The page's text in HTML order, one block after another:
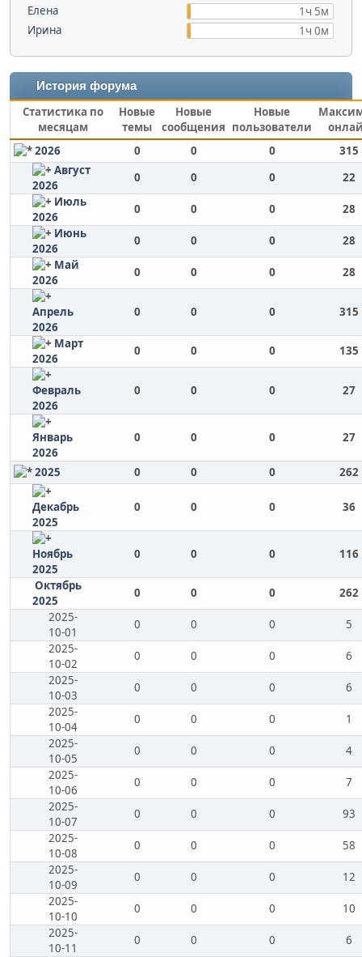
Елена
1ч 5м
Ирина
1ч 0м
История форума
Статистика по
месяцам
Новые
темы
Новые
сообщения
Новые
пользователи
2026
0 0 0
315
Август
2026
0 0 0
22
Июль
2026
0 0 0
28
Июнь
2026
0 0 0
28
Май
2026
0 0 0 28
Апрель
2026
0 0 0 315
Март
2026
0 0 0 135
Февраль
2026
0 0 0 27
Январь
2026
0 0 0 27
2025 0 0 0 262
Декабрь
2025
0 0 0 36
Ноябрь
2025
0 0 0 116
Октябрь
2025
0 0 0
262
2025-
10-01
0 0 0
5
2025-
10-02
0 0 0
6
2025-
10-03
0 0 0
6
2025-
10-04
0 0 0
1
2025-
10-05
0 0 0
4
2025-
10-06
0 0 0
7
2025-
10-07
0 0 0
93
2025-
10-08
0 0 0
58
2025-
10-09
0 0 0
12
2025-
10-10
0 0 0
10
2025-
10-11
0 0 0 6